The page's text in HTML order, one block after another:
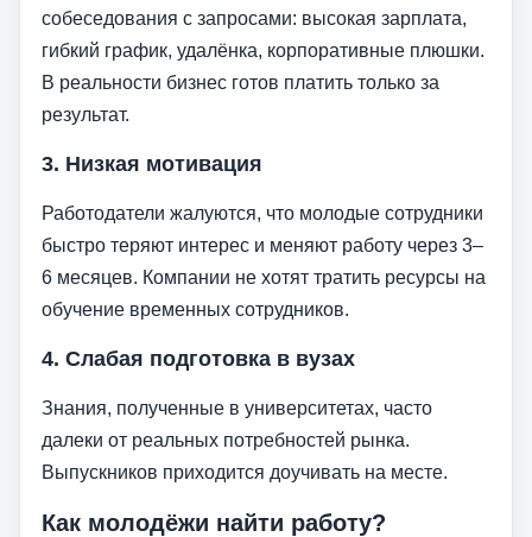
собеседования с запросами: высокая зарплата,
гибкий график, удалёнка, корпоративные плюшки.
В реальности бизнес готов платить только за
результат.
3. Низкая мотивация
Работодатели жалуются, что молодые сотрудники
быстро теряют интерес и меняют работу через 3–
6 месяцев. Компании не хотят тратить ресурсы на
обучение временных сотрудников.
4. Слабая подготовка в вузах
Знания, полученные в университетах, часто
далеки от реальных потребностей рынка.
Выпускников приходится доучивать на месте.
Как молодёжи найти работу?